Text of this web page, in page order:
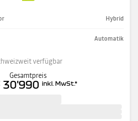
Hybrid
Automatik
verfügbar
Gesamtpreis
30'990 inkl. MwSt.*